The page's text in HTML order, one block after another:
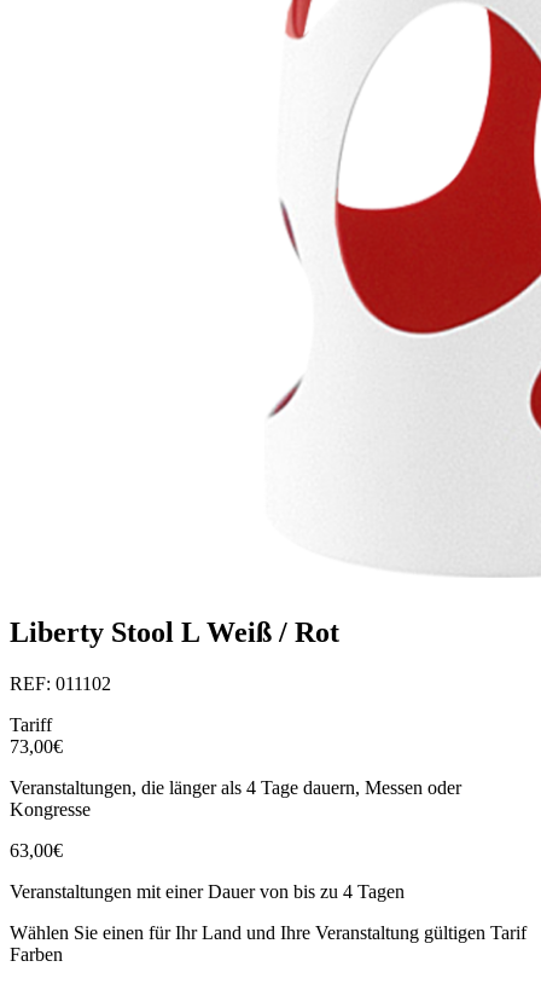
Liberty Stool L Weiß / Rot
REF: 011102
Tariff
73,00€
Veranstaltungen, die länger als 4 Tage dauern, Messen oder
Kongresse
63,00€
Veranstaltungen mit einer Dauer von bis zu 4 Tagen
Wählen Sie einen für Ihr Land und Ihre Veranstaltung gültigen Tarif
Farben